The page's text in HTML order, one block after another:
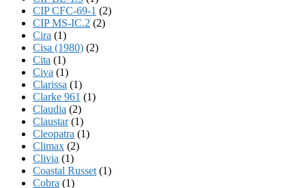
CIP CFC-69-1 (2)
CIP MS-IC.2 (2)
Cira (1)
Cisa (1980) (2)
Cita (1)
Civa (1)
Clarissa (1)
Clarke 961 (1)
Claudia (2)
Claustar(1)
Cleopatra (1)
Climax (2)
Clivia (1)
Coastal Russet (1)
Cobra (1)